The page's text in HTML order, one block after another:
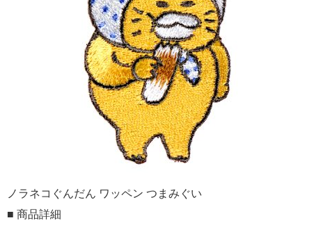
ノラネコぐんだん ワッペン つまみぐい
■ 商品詳細